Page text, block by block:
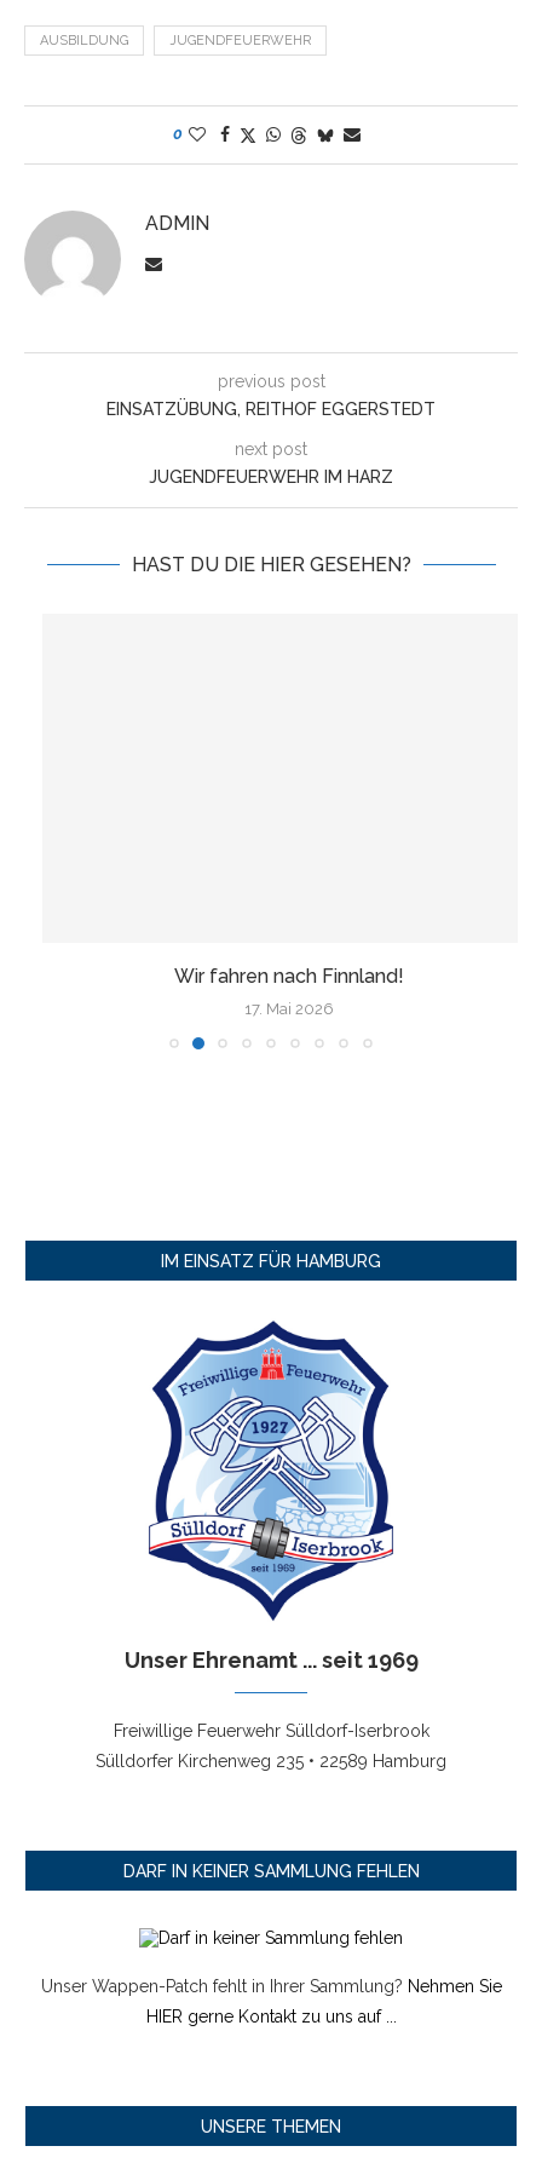
AUSBILDUNG JUGENDFEUERWEHR
0
ADMIN
previous post
EINSATZÜBUNG, REITHOF EGGERSTEDT
next post
JUGENDFEUERWEHR IM HARZ
HAST DU DIE HIER GESEHEN?
Wir fahren nach Finnland!
17. Mai 2026
IM EINSATZ FÜR HAMBURG
Unser Ehrenamt ... seit 1969
Freiwillige Feuerwehr Sülldorf-Iserbrook
Sülldorfer Kirchenweg 235 • 22589 Hamburg
DARF IN KEINER SAMMLUNG FEHLEN
Unser Wappen-Patch fehlt in Ihrer Sammlung? Nehmen Sie
HIER gerne Kontakt zu uns auf ...
UNSERE THEMEN